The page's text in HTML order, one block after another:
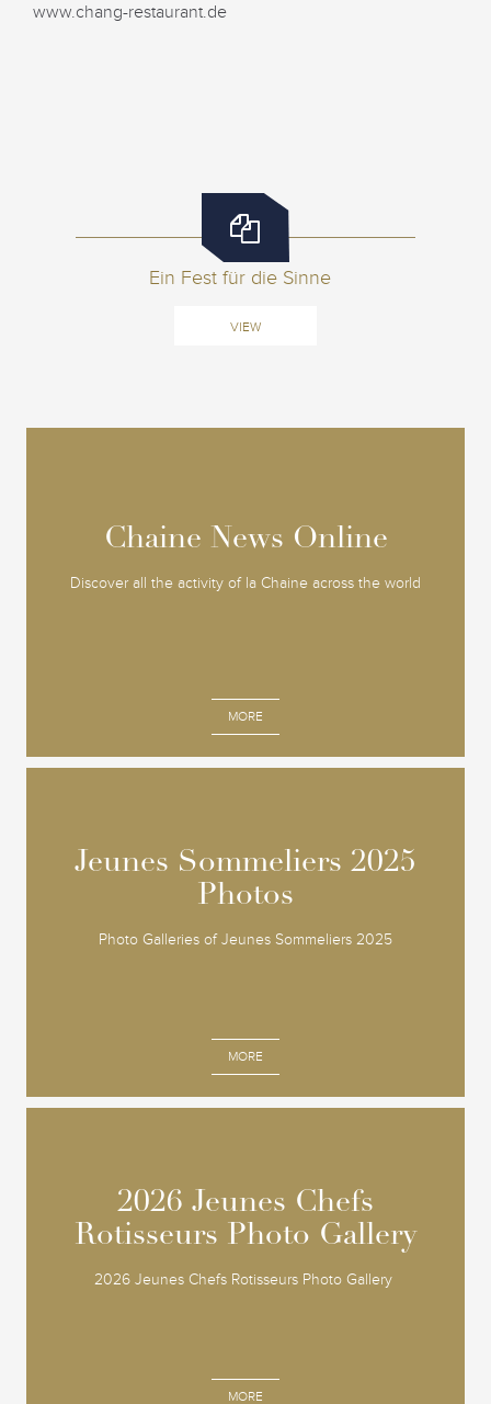
www.chang-restaurant.de
Ein Fest für die Sinne
VIEW
Chaine News Online
Discover all the activity of la Chaine across the world
MORE
Chaine News Online
Jeunes Sommeliers 2025
Photos
Photo Galleries of Jeunes Sommeliers 2025
MORE
Jeunes Sommeliers 2025
Photos
2026 Jeunes Chefs
Rotisseurs Photo Gallery
2026 Jeunes Chefs Rotisseurs Photo Gallery
MORE
2026 Jeunes Chefs
Rotisseurs Photo Gallery